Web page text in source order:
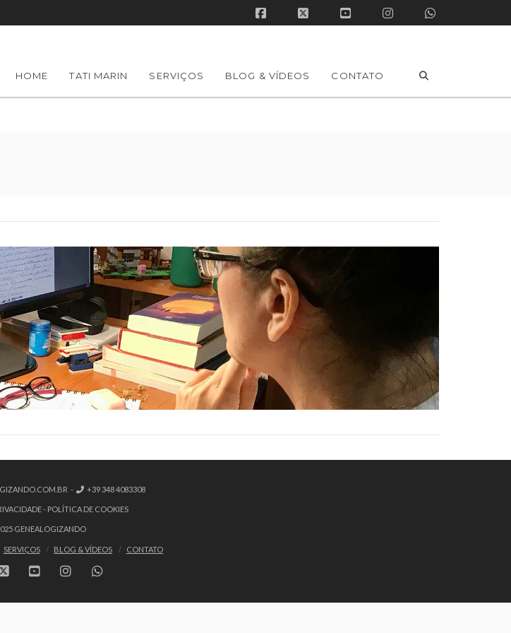
Facebook
X YouTubeInstagramWhatsapp
HOME TATI MARIN SERVIÇOS BLOG & VÍDEOS CONTATO
- +39 348 4083308
- POLÍTICA DE COOKIES
GENEALOGIZANDO
SERVIÇOS BLOG & VÍDEOS CONTATO